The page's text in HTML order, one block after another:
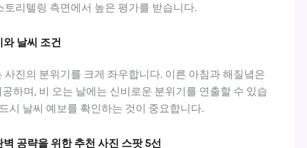
토리텔링 측면에서 높은 평가를 받습니다.
날씨 조건
사진의 분위기를 크게 좌우합니다. 이른 아침과 해질녘은
하며, 비 오는 날에는 신비로운 분위기를 연출할 수 있습
시 날씨 예보를 확인하는 것이 중요합니다.
공략을 위한 추천 사진 스팟 5선